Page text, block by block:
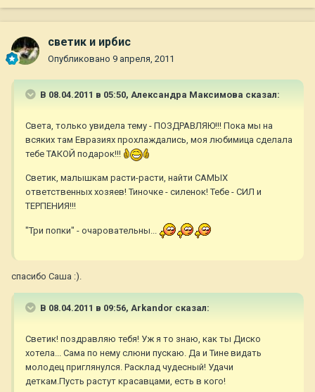
светик и ирбис
Опубликовано 9 апреля, 2011
В 08.04.2011 в 05:50, Александра Максимова сказал:
Света, только увидела тему - ПОЗДРАВЛЯЮ!!! Пока мы на
всяких там Евразиях прохлаждались, моя любимица сделала
тебе ТАКОЙ подарок!!!
Светик, малышкам расти-расти, найти САМЫХ
ответственных хозяев! Тиночке - силенок! Тебе - СИЛ и
ТЕРПЕНИЯ!!!
"Три попки" - очаровательны...
спасибо Саша :).
В 08.04.2011 в 09:56, Arkandor сказал:
Светик! поздравляю тебя! Уж я то знаю, как ты Диско
хотела... Сама по нему слюни пускаю. Да и Тине видать
молодец приглянулся. Расклад чудесный! Удачи
деткам.Пусть растут красавцами, есть в кого!